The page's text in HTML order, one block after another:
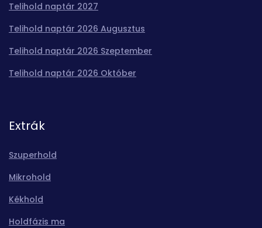
Telihold naptár 2027
Telihold naptár 2026 Augusztus
Telihold naptár 2026 Szeptember
Telihold naptár 2026 Október
Extrák
Szuperhold
Mikrohold
Kékhold
Holdfázis ma